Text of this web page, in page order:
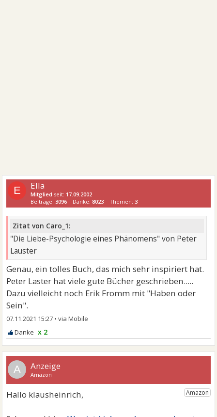
E Ella
Mitglied seit: 17.09.2002
Beiträge:3096 Danke:8023 Themen:3
Zitat von Caro_1:
"Die Liebe-Psychologie eines Phänomens" von Peter
Lauster
Genau, ein tolles Buch, das mich sehr inspiriert hat.
Peter Laster hat viele gute Bücher geschrieben.....
Dazu vielleicht noch Erik Fromm mit "Haben oder
Sein".
07.11.2021 15:27 •
x 2
A